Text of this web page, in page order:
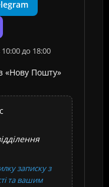
до 18:00
«Нову Пошту»
записку з
та вашим